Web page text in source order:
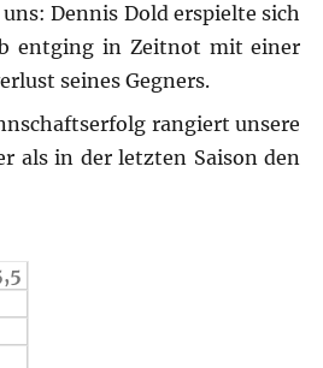
Dennis Dold erspielte sich
entging in Zeitnot mit einer
seines Gegners.
rangiert unsere
als in der letzten Saison den